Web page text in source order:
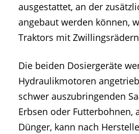
ausgestattet, an der
angebaut werden können,
Traktors mit
Die beiden Dosiergeräte
Hydraulikmotoren
schwer auszubringenden
Erbsen oder Futterbohnen,
Dünger, kann nach